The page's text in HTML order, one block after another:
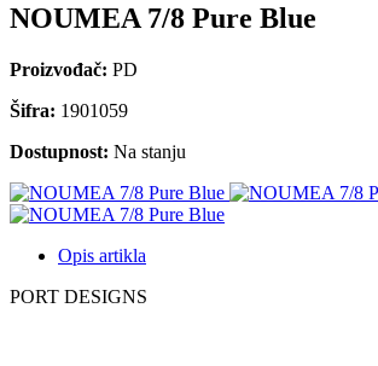
NOUMEA 7/8 Pure Blue
Proizvođač: PD
Šifra: 1901059
Dostupnost: Na stanju
Opis artikla
PORT DESIGNS